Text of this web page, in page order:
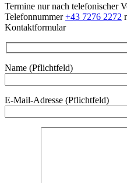
Termine nur nach telefonischer
Telefonnummer+43 7276 2272
Kontaktformular
Name (Pflichtfeld)
E-Mail-Adresse (Pflichtfeld)